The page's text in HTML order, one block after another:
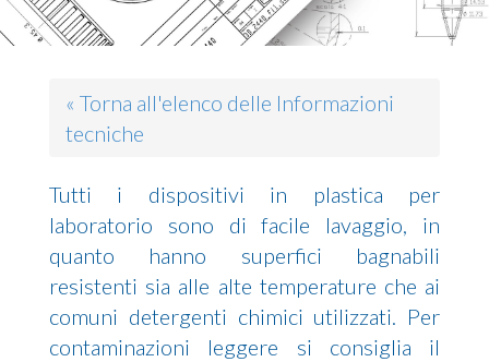
« Torna all'elenco delle Informazioni
tecniche
Tutti i dispositivi in plastica per
laboratorio sono di facile lavaggio, in
quanto hanno superfici bagnabili
resistenti sia alle alte temperature che ai
comuni detergenti chimici utilizzati. Per
contaminazioni leggere si consiglia il